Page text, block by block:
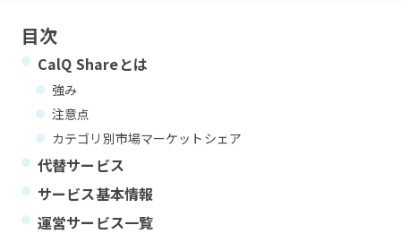
目次
CalQ Shareとは
強み
注意点
カテゴリ別市場マーケットシェア
代替サービス
サービス基本情報
運営サービス一覧